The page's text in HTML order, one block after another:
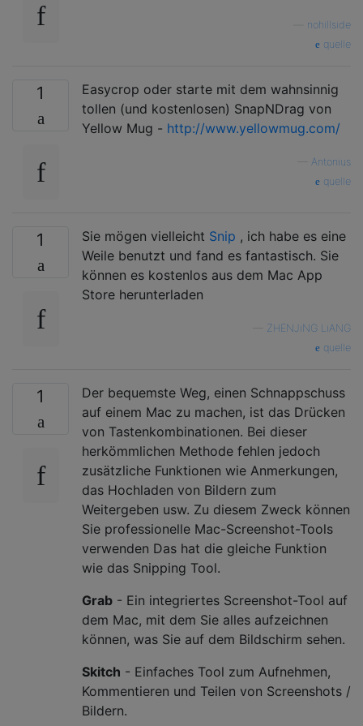
nohillside
quelle
1
Easycrop oder starte mit dem wahnsinnig
tollen (und kostenlosen) SnapNDrag von
Yellow Mug - http://www.yellowmug.com/
Antonius
quelle
1 Sie mögen vielleicht Snip , ich habe es eine
Weile benutzt und fand es fantastisch. Sie
können es kostenlos aus dem Mac App
Store herunterladen
ZHENJiNG LiANG
quelle
1
Der bequemste Weg, einen Schnappschuss
auf einem Mac zu machen, ist das Drücken
von Tastenkombinationen. Bei dieser
herkömmlichen Methode fehlen jedoch
zusätzliche Funktionen wie Anmerkungen,
das Hochladen von Bildern zum
Weitergeben usw. Zu diesem Zweck können
Sie professionelle Mac-Screenshot-Tools
verwenden Das hat die gleiche Funktion
wie das Snipping Tool.
Grab - Ein integriertes Screenshot-Tool auf
dem Mac, mit dem Sie alles aufzeichnen
können, was Sie auf dem Bildschirm sehen.
Skitch - Einfaches Tool zum Aufnehmen,
Kommentieren und Teilen von Screenshots /
Bildern.